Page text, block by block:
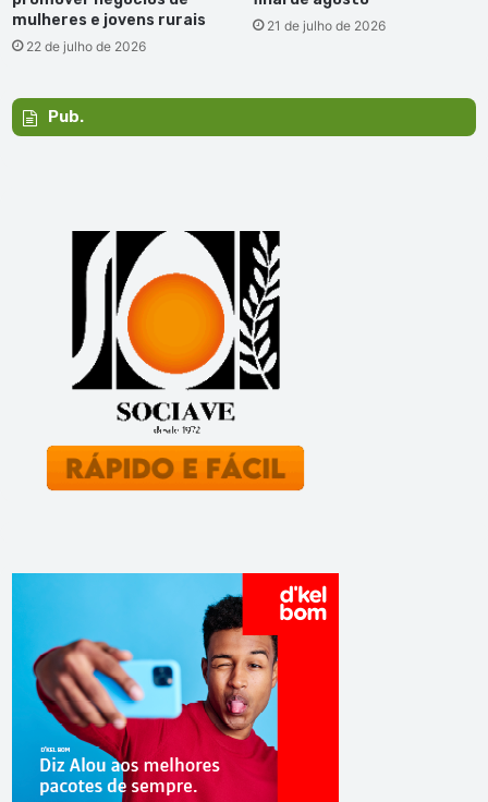
mulheres e jovens rurais
22 de julho de 2026
21 de julho de 2026
Pub.